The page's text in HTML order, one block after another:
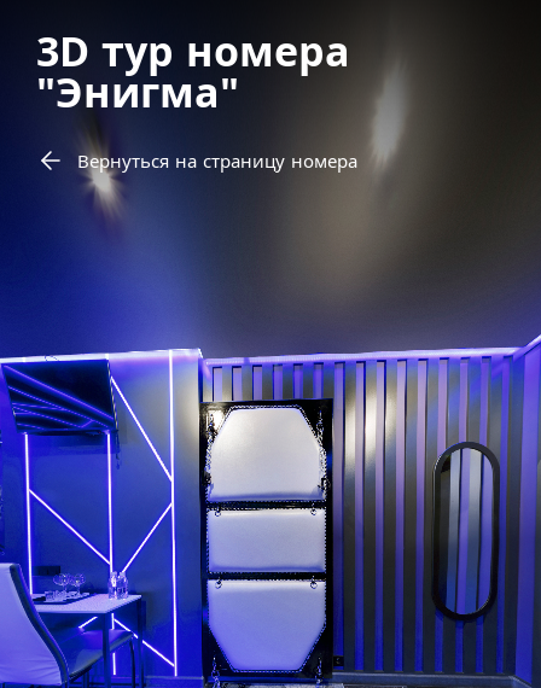
3D тур номера
"Энигма"
Вернуться на страницу номера